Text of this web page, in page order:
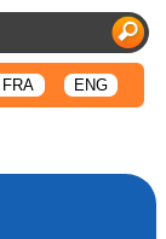
FRA ENG